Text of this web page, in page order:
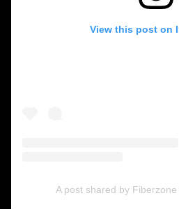
View this post on
A post shared by